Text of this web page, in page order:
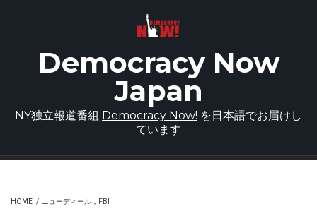
Democracy Now
Japan
NY独立報道番組 Democracy Now! を日本語でお届けし
ています
HOME / ニューディール，FBI